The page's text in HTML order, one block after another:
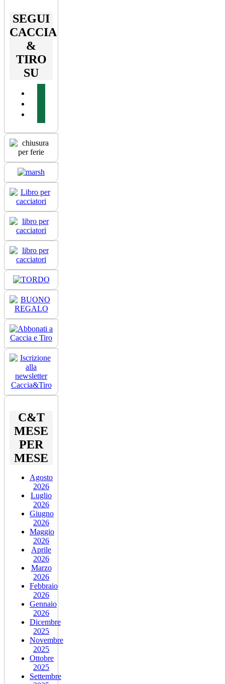
SEGUI
CACCIA
&
TIRO
SU
C&T
MESE
PER
MESE
Agosto
2026
Luglio
2026
Giugno
2026
Maggio
2026
Aprile
2026
Marzo
2026
Febbraio
2026
Gennaio
2026
Dicembre
2025
Novembre
2025
Ottobre
2025
Settembre